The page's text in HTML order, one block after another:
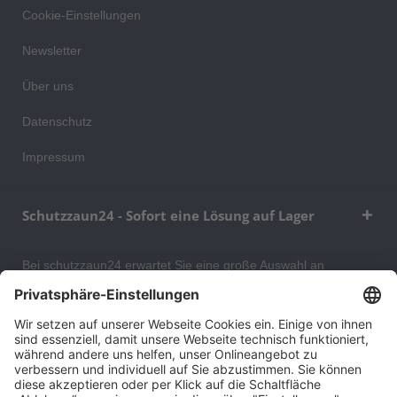
Cookie-Einstellungen
Newsletter
Über uns
Datenschutz
Impressum
Schutzzaun24 - Sofort eine Lösung auf Lager
Bei schutzzaun24 erwartet Sie eine große Auswahl an
Schutzgittern, Schutzeinrichtungen, Absturzsicherungen und
auch Ihr Wohngebäude optimal organisieren und sichern
können. An unserem Versandlager bevorraten wir ein großes
Sortiment von Lagerartikeln, welche innerhalb von 48 Stunden